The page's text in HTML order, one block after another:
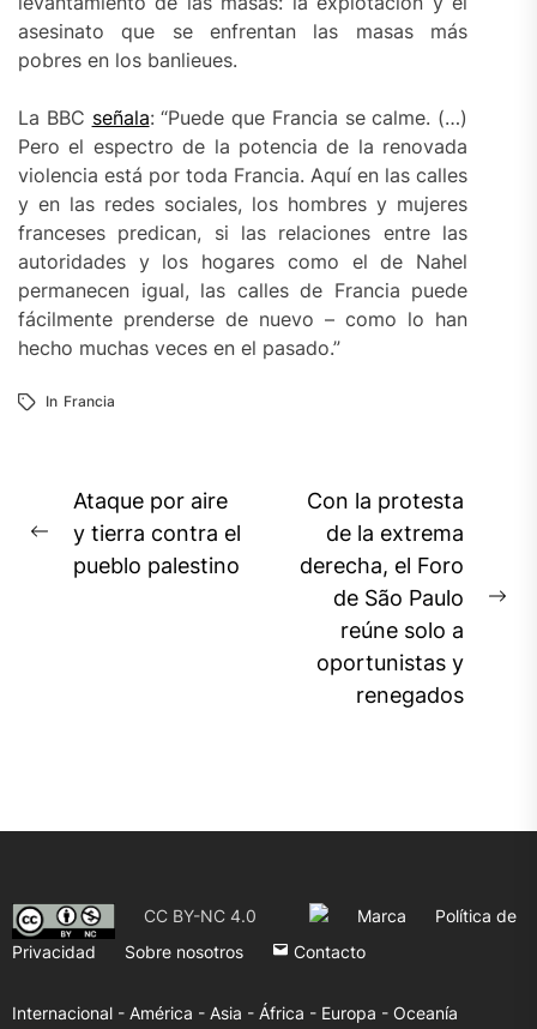
asesinato que se enfrentan las masas más
pobres en los banlieues.
La BBC señala: “Puede que Francia se calme. (…)
Pero el espectro de la potencia de la renovada
violencia está por toda Francia. Aquí en las calles
y en las redes sociales, los hombres y mujeres
franceses predican, si las relaciones entre las
autoridades y los hogares como el de Nahel
permanecen igual, las calles de Francia puede
fácilmente prenderse de nuevo – como lo han
hecho muchas veces en el pasado.”
In Francia
Navegación
de
entradas
Previous
post:
Ataque por aire
y tierra contra el
pueblo palestino
Con la protesta
de la extrema
derecha, el Foro
de São Paulo
reúne solo a
oportunistas y
renegados
CC BY-NC 4.0 Marca
Política de
Privacidad
Sobre nosotros Contacto
Internacional - América - Asia - África - Europa - Oceanía